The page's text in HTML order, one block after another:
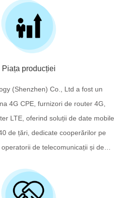
clienți rezidențiali și de afaceri cu
pentru banda largă rurală și, de
pentru liniile existente închiriate din
cupru și fibră.
Piața producției
(Shenzhen) Co., Ltd a fost un
4G CPE, furnizori de router 4G,
LTE, oferind soluții de date mobile
de țări, dedicate cooperărilor pe
de telecomunicații și de